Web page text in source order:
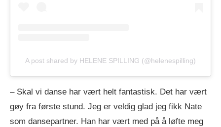
A post shared by HELENE SPILLING (@helenespilling)
– Skal vi danse har vært helt fan­tas­tisk. Det har vært
gøy fra før­s­te stund. Jeg er vel­dig glad jeg fikk Nate
som dan­se­part­ner. Han har vært med på å løf­te meg